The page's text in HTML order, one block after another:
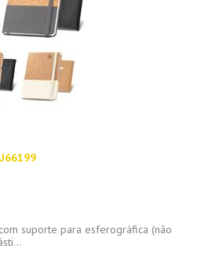
suporte para esferográfica (não